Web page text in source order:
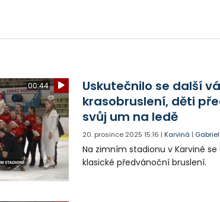
00:44
Uskutečnilo se další
krasobruslení, děti
svůj um na ledě
20. prosince 2025 15:16 |Karviná |
Na zimním stadionu v Karviné
klasické předvánoční bruslení.